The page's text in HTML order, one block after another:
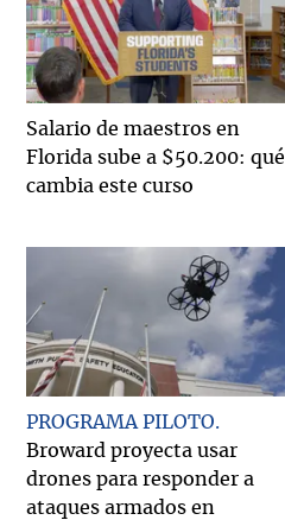
Salario de maestros en
Florida sube a $50.200: qué
cambia este curso
PROGRAMA PILOTO
Broward proyecta usar
drones para responder a
ataques armados en